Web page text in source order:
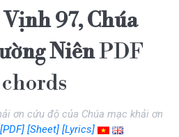
97, Chúa
NiênPDF
ơn cứu độ của Chúa mạc khải ơn
[PDF] [Sheet] [Lyrics]